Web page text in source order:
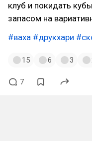
клуб и покидать
запасом на
#ваха #друкхари
15 6 3
7